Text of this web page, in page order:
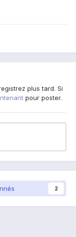
plus tard. Si
pour poster.
2